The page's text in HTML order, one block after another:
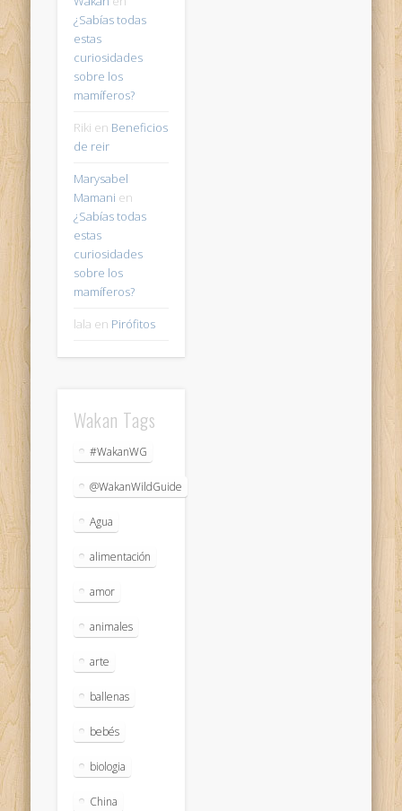
¿Sabías todas
estas
curiosidades
sobre los
mamíferos?
Riki en Beneficios
de reir
Marysabel
Mamani en
¿Sabías todas
estas
curiosidades
sobre los
mamíferos?
lala en Pirófitos
Wakan Tags
#WakanWG
@WakanWildGuide
Agua
alimentación
amor
animales
arte
ballenas
bebés
biologia
China